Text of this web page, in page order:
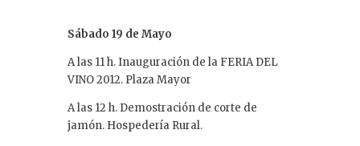
Sábado 19 de Mayo
A las 11 h. Inauguración de la FERIA DEL
VINO 2012. Plaza Mayor
A las 12 h. Demostración de corte de
jamón. Hospedería Rural.